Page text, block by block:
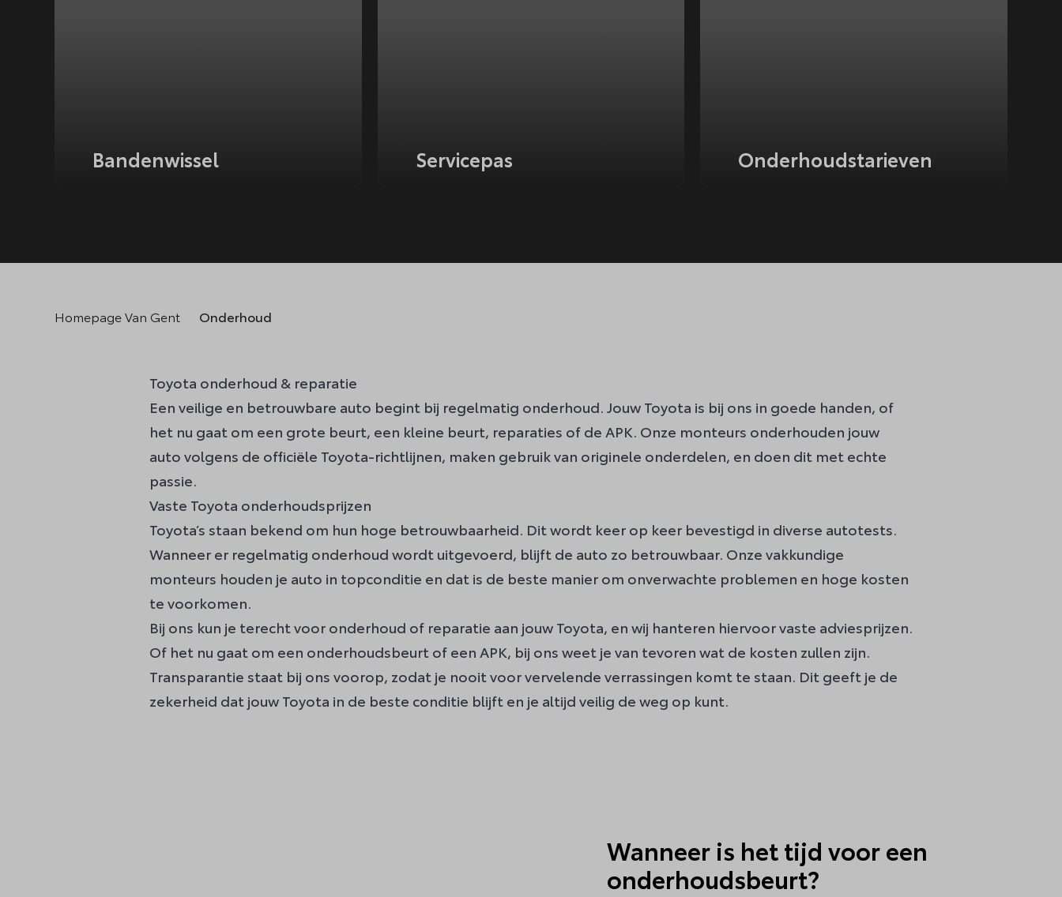
Bandenwissel Servicepas Onderhoudstarieven
Homepage Van Gent Onderhoud
Toyota onderhoud & reparatie
Een veilige en betrouwbare auto begint bij regelmatig onderhoud. Jouw Toyota is bij ons in goede handen, of
het nu gaat om een grote beurt, een kleine beurt, reparaties of de APK. Onze monteurs onderhouden jouw
auto volgens de officiële Toyota-richtlijnen, maken gebruik van originele onderdelen, en doen dit met echte
passie.
Vaste Toyota onderhoudsprijzen
Toyota’s staan bekend om hun hoge betrouwbaarheid. Dit wordt keer op keer bevestigd in diverse autotests.
Wanneer er regelmatig onderhoud wordt uitgevoerd, blijft de auto zo betrouwbaar. Onze vakkundige
monteurs houden je auto in topconditie en dat is de beste manier om onverwachte problemen en hoge kosten
te voorkomen.
Bij ons kun je terecht voor onderhoud of reparatie aan jouw Toyota, en wij hanteren hiervoor vaste adviesprijzen.
Of het nu gaat om een onderhoudsbeurtof een APK, bij ons weet je van tevoren wat de kosten zullen zijn.
Transparantie staat bij ons voorop, zodat je nooit voor vervelende verrassingen komt te staan. Dit geeft je de
zekerheid dat jouw Toyota in de beste conditie blijft en je altijd veilig de weg op kunt.
Wanneer is het tijd voor een
onderhoudsbeurt?